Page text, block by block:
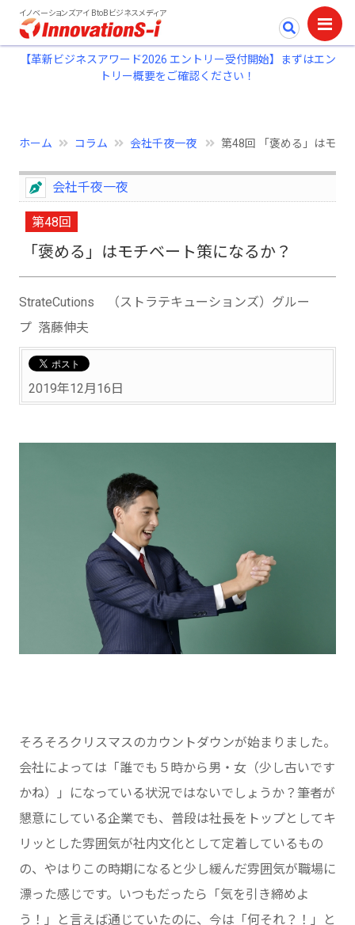
イノベーションズアイ BtoBビジネスメディア
【革新ビジネスアワード2026 エントリー受付開始】まずはエン
トリー概要をご確認ください！
ホーム コラム 会社千夜一夜 第48回 「褒める」はモチ
会社千夜一夜
第48回
「褒める」はモチベート策になるか？
StrateCutions （ストラテキューションズ）グルー
プ 落藤伸夫
2019年12月16日
そろそろクリスマスのカウントダウンが始まりました。
会社によっては「誰でも５時から男・女（少し古いです
かね）」になっている状況ではないでしょうか？筆者が
懇意にしている企業でも、普段は社長をトップとしてキ
リッとした雰囲気が社内文化として定着しているもの
の、やはりこの時期になると少し緩んだ雰囲気が職場に
漂った感じです。いつもだったら「気を引き締めよ
う！」と言えば通じていたのに、今は「何それ？！」と